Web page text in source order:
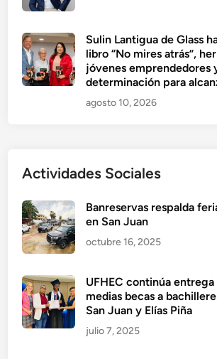
Sulin Lantigua de Glass
libro “No mires atrás”,
jóvenes emprendedores
determinación para
agosto 10, 2026
Actividades Sociales
Banreservas respalda
en San Juan
octubre 16, 2025
UFHEC continúa entrega
medias becas a
San Juan y Elías Piña
julio 7, 2025